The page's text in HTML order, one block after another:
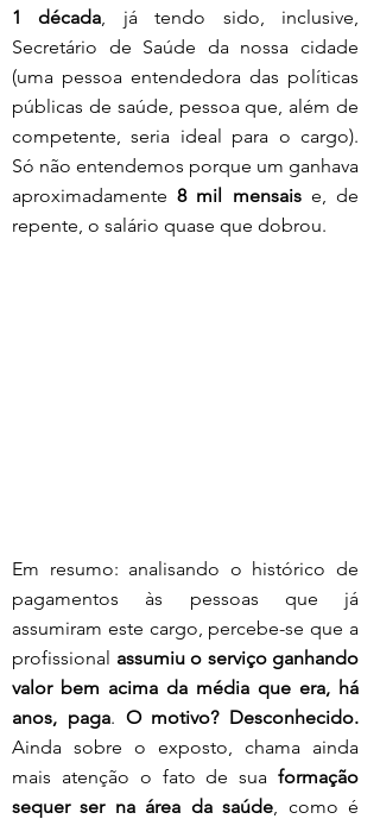
1 década , já tendo sido, inclusive,
Secretário de Saúde da nossa cidade
(uma pessoa entendedora das políticas
públicas de saúde, pessoa que, além de
competente, seria ideal para o cargo).
Só não entendemos porque um ganhava
aproximadamente 8 mil mensais e, de
repente, o salário quase que dobrou.
Em resumo: analisando o histórico de
pagamentos às pessoas que já
assumiram este cargo, percebe-se que a
profissional assumiu o serviço ganhando
valor bem acima da média que era, há
anos, paga.
Ainda sobre o exposto, chama ainda
mais atenção o fato de sua formação
sequer ser na área da saúde , como é